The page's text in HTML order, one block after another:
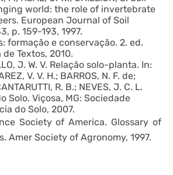
world: the role of invertebrate
European Journal of Soil
p. 159-193, 1997.
formação e conservação. 2. ed.
Textos, 2010.
J. W. V. Relação solo-planta. In:
V. V. H.; BARROS, N. F. de;
R. B.; NEVES, J. C. L.
Solo. Viçosa, MG: Sociedade
do Solo, 2007.
Society of America. Glossary of
Amer Society of Agronomy, 1997.